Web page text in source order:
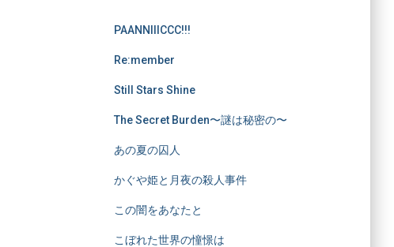
PAANNIIICCC!!!
Re:member
Still Stars Shine
The Secret Burden〜謎は秘密の〜
あの夏の囚人
かぐや姫と月夜の殺人事件
この闇をあなたと
こぼれた世界の憧憬は